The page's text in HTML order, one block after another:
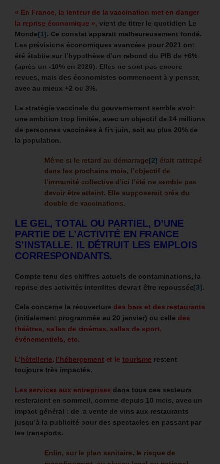
« En France, la lenteur de la vaccination met en danger
la reprise économique », vient de titrer le quotidien Le
Monde[1]. Ce constat apparait malheureusement fondé.
Les prévisions économiques avancées pour 2021 ont
été établie sur l’hypothèse d’un rebond du PIB de +6%
(après un -10% en 2020). Elles ne sont pas encore
revues, mais des économistes commencent à y penser,
avec au mieux +2 ou 3%.
La stratégie vaccinale du gouvernement semble avoir
une ambition trop limitée, avec un objectif de 14 millions
de personnes vaccinées à fin juin, soit au plus 20% de
la population.
Même si le retard au démarrage[2] était rattrapé
dans les prochains mois, l’objectif de
l’immunité collective d’ici l’été ne semble pas
devoir être atteint. Elle supposerait près du
double de vaccinations.
LE GEL, TOTAL OU PARTIEL, D’UNE
PARTIE DE L’ACTIVITÉ EN FRANCE
S’INSTALLE. IL DÉTRUIT LES EMPLOIS
CORRESPONDANTS.
Compte tenu des chiffres actuels de contaminations, la
reprise des activités interdites devrait être repoussée[3].
Cela concerne la réouverture des bars et des restaurants
(initialement programmée au 20 janvier) ou celle des
théâtres, salles de cinémas, salles de sport,
événementiels, etc.
L’hôtellerie, l’hébergement et le tourisme restent
toujours très impactés.
Les services aux entreprises dans tous ces secteurs
resteraient en sommeil, comme depuis 10 mois, avec un
impact général : de la vente de vins aux restaurants
jusqu’à la publicité pour des spectacles en passant par
les transports.
Enfin, sur le plan sanitaire, le risque de